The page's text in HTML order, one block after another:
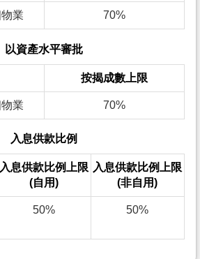
業 70%
以資產水平審批
按揭成數上限
業 70%
入息供款比例
入息供款比例上限
(自用)
入息供款比例上限
(非自用)
50% 50%